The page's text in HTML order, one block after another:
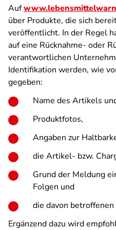
Auf
über Produkte, die sich
veröffentlicht. In der Regel
auf eine Rücknahme- oder
verantwortlichen
Identifikation werden, wie
gegeben:
Name des Artikels
Produktfotos,
Angaben zur
die Artikel- bzw.
Grund der Meldung
Folgen und
die davon
Ergänzend dazu wird